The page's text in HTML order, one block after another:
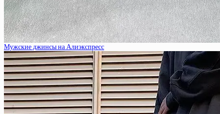
Мужские джинсы на Алиэкспресс